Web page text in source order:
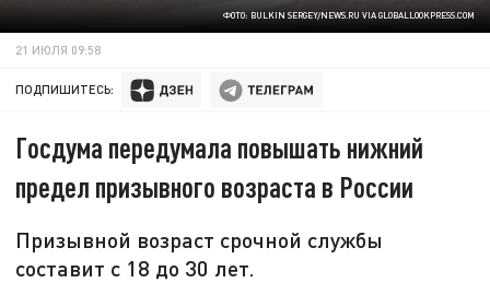
ФОТО: BULKIN SERGEY/NEWS.RU VIA GLOBALLOOKPRESS.COM
21 ИЮЛЯ 09:58
ПОДПИШИТЕСЬ:
Госдума передумала повышать нижний
предел призывного возраста в России
Призывной возраст срочной службы
составит с 18 до 30 лет.